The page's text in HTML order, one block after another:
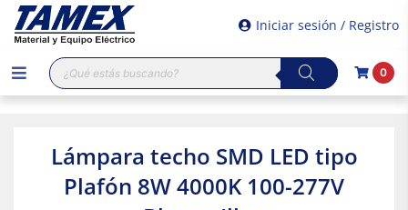
Iniciar sesión / Registro
Búsqueda
de
productos
0
Lámpara techo SMD LED tipo
Plafón 8W 4000K 100-277V